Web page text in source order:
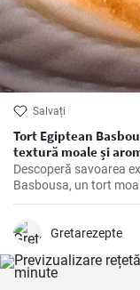
Salvați
Tort Egiptean
textură moale și
Descoperă savoarea
Basbousa, un tort
arome intense de
Gretarezepte